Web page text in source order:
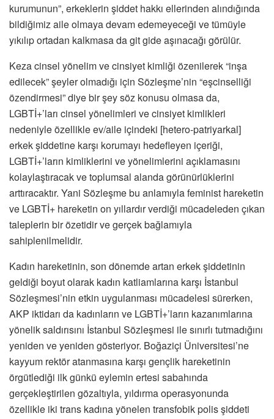
kurumunun”, erkeklerin şiddet hakkı ellerinden alındığında
bildiğimiz aile olmaya devam edemeyeceği ve tümüyle
yıkılıp ortadan kalkmasa da git gide aşınacağı görülür.
Keza cinsel yönelim ve cinsiyet kimliği özenilerek “inşa
edilecek” şeyler olmadığı için Sözleşme’nin “eşcinselliği
özendirmesi” diye bir şey söz konusu olmasa da,
LGBTİ+’ları cinsel yönelimleri ve cinsiyet kimlikleri
nedeniyle özellikle ev/aile içindeki [hetero-patriyarkal]
erkek şiddetine karşı korumayı hedefleyen içeriği,
LGBTİ+’ların kimliklerini ve yönelimlerini açıklamasını
kolaylaştıracak ve toplumsal alanda görünürlüklerini
arttıracaktır. Yani Sözleşme bu anlamıyla feminist hareketin
ve LGBTİ+ hareketin on yıllardır verdiği mücadeleden çıkan
taleplerin bir özetidir ve gerçek bağlamıyla
sahiplenilmelidir.
Kadın hareketinin, son dönemde artan erkek şiddetinin
geldiği boyut olarak kadın katliamlarına karşı İstanbul
Sözleşmesi’nin etkin uygulanması mücadelesi sürerken,
AKP iktidarı da kadınların ve LGBTİ+’ların kazanımlarına
yönelik saldırısını İstanbul Sözleşmesi ile sınırlı tutmadığını
yeniden ve yeniden gösteriyor. Boğaziçi Üniversitesi’ne
kayyum rektör atanmasına karşı gençlik hareketinin
örgütlediği ilk günkü eylemin ertesi sabahında
gerçekleştirilen gözaltıyla, yıldırma operasyonunda
özellikle iki trans kadına yönelen transfobik polis şiddeti